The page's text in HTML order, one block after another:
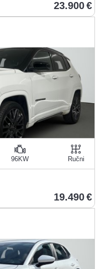
23.900
96KW Ručni
19.490